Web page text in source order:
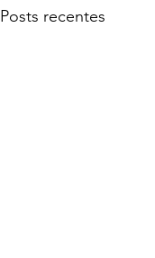
Posts recentes